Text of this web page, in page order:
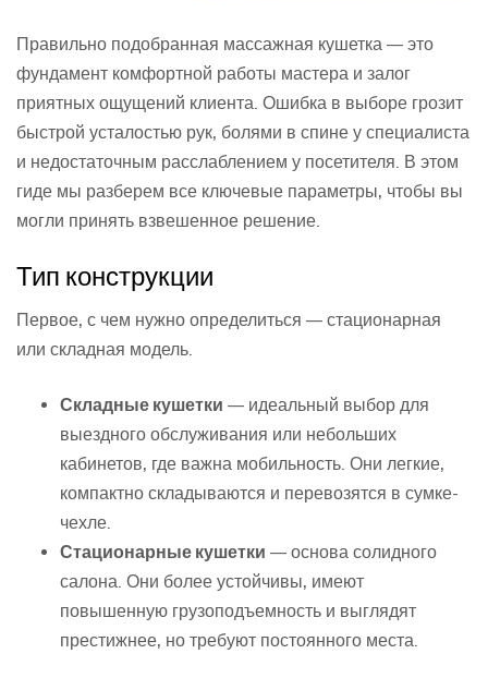
Правильно подобранная массажная кушетка — это
фундамент комфортной работы мастера и залог
приятных ощущений клиента. Ошибка в выборе грозит
быстрой усталостью рук, болями в спине у специалиста
и недостаточным расслаблением у посетителя. В этом
гиде мы разберем все ключевые параметры, чтобы вы
могли принять взвешенное решение.
Тип конструкции
Первое, с чем нужно определиться — стационарная
или складная модель.
Складные кушетки — идеальный выбор для
выездного обслуживания или небольших
кабинетов, где важна мобильность. Они легкие,
компактно складываются и перевозятся в сумке-
чехле.
Стационарные кушетки — основа солидного
салона. Они более устойчивы, имеют
повышенную грузоподъемность и выглядят
престижнее, но требуют постоянного места.